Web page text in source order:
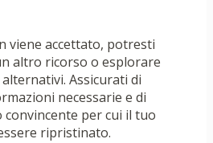
viene accettato, potresti
altro ricorso o esplorare
Assicurati di
necessarie e di
convincente per cui il tuo
ripristinato.